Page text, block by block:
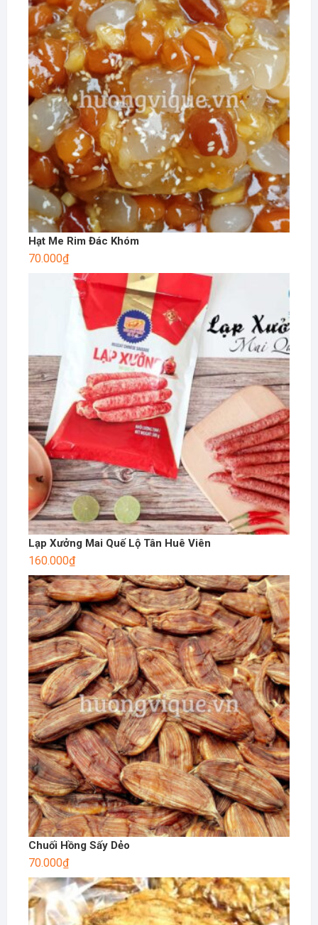
Hạt Me Rim Đác Khóm
70.000₫
Lạp Xưởng Mai Quế Lộ Tân Huê Viên
160.000₫
Chuối Hồng Sấy Dẻo
70.000₫